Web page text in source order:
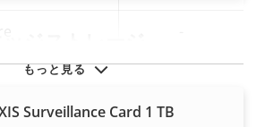
もっと見る
Surveillance Card 1 TB